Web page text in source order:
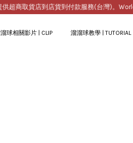
店到店貨到付款服務(台灣)。Worldwide
球相關影片 | CLIP 溜溜球教學 | TUTORIAL